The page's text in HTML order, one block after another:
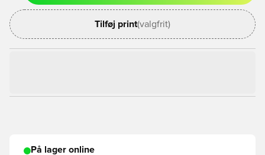
Tilføj print(valgfrit)
På lager online